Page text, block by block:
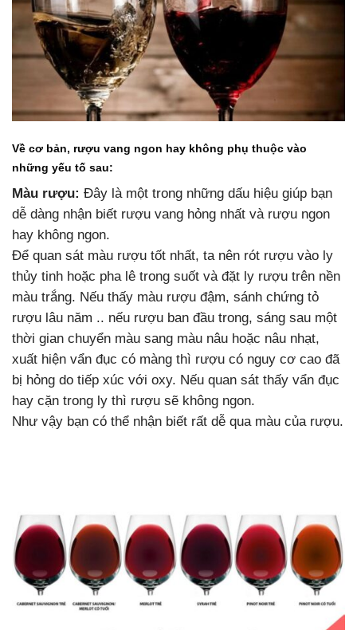
Về cơ bản, rượu vang ngon hay không phụ thuộc vào
những yếu tố sau:
Màu rượu: Đây là một trong những dấu hiệu giúp bạn
dễ dàng nhận biết rượu vang hỏng nhất và rượu ngon
hay không ngon.
Để quan sát màu rượu tốt nhất, ta nên rót rượu vào ly
thủy tinh hoặc pha lê trong suốt và đặt ly rượu trên nền
màu trắng. Nếu thấy màu rượu đậm, sánh chứng tỏ
rượu lâu năm .. nếu rượu ban đầu trong, sáng sau một
thời gian chuyển màu sang màu nâu hoặc nâu nhạt,
xuất hiện vẩn đục có màng thì rượu có nguy cơ cao đã
bị hỏng do tiếp xúc với oxy. Nếu quan sát thấy vẩn đục
hay cặn trong ly thì rượu sẽ không ngon.
Như vậy bạn có thể nhận biết rất dễ qua màu của rượu.